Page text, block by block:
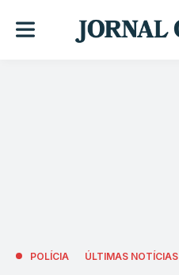
POLÍCIA ÚLTIMAS NOTÍCIAS